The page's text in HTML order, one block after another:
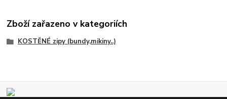
Zboží zařazeno v kategoriích
KOSTĚNÉ zipy (bundy,mikiny..)